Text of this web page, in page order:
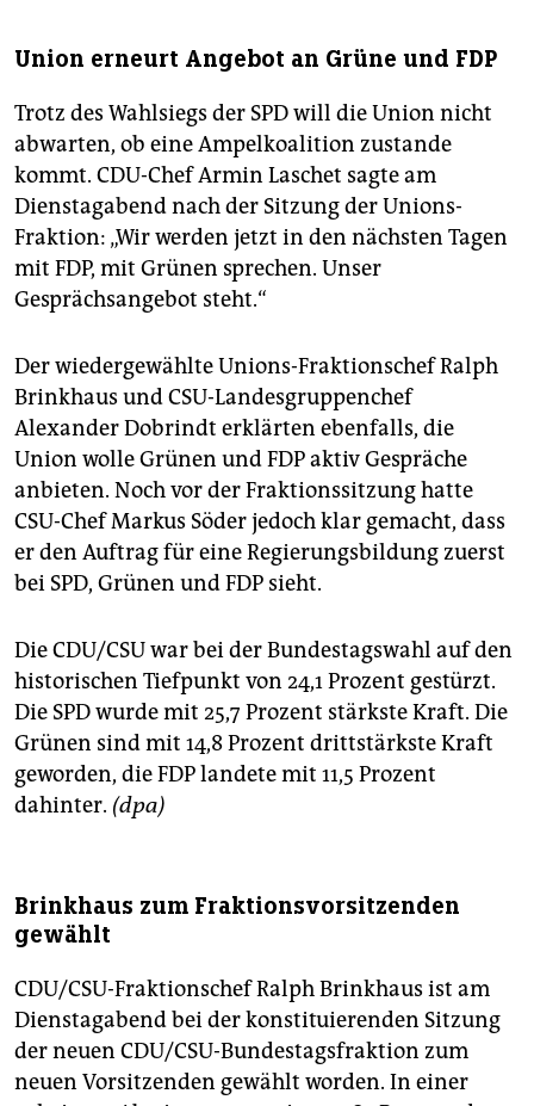
Union erneurt Angebot an Grüne und FDP
Trotz des Wahlsiegs der SPD will die Union nicht
abwarten, ob eine Ampelkoalition zustande
kommt. CDU-Chef Armin Laschet sagte am
Dienstagabend nach der Sitzung der Unions-
Fraktion: „Wir werden jetzt in den nächsten Tagen
mit FDP, mit Grünen sprechen. Unser
Gesprächsangebot steht.“
Der wiedergewählte Unions-Fraktionschef Ralph
Brinkhaus und CSU-Landesgruppenchef
Alexander Dobrindt erklärten ebenfalls, die
Union wolle Grünen und FDP aktiv Gespräche
anbieten. Noch vor der Fraktionssitzung hatte
CSU-Chef Markus Söder jedoch klar gemacht, dass
er den Auftrag für eine Regierungsbildung zuerst
bei SPD, Grünen und FDP sieht.
Die CDU/CSU war bei der Bundestagswahl auf den
historischen Tiefpunkt von 24,1 Prozent gestürzt.
Die SPD wurde mit 25,7 Prozent stärkste Kraft. Die
Grünen sind mit 14,8 Prozent drittstärkste Kraft
geworden, die FDP landete mit 11,5 Prozent
dahinter. (dpa)
Brinkhaus zum Fraktionsvorsitzenden
gewählt
CDU/CSU-Fraktionschef Ralph Brinkhaus ist am
Dienstagabend bei der konstituierenden Sitzung
der neuen CDU/CSU-Bundestagsfraktion zum
neuen Vorsitzenden gewählt worden. In einer